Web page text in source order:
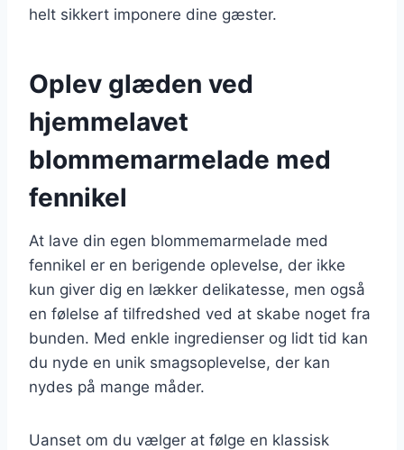
helt sikkert imponere dine gæster.
Oplev glæden ved
hjemmelavet
blommemarmelade med
fennikel
At lave din egen blommemarmelade med
fennikel er en berigende oplevelse, der ikke
kun giver dig en lækker delikatesse, men også
en følelse af tilfredshed ved at skabe noget fra
bunden. Med enkle ingredienser og lidt tid kan
du nyde en unik smagsoplevelse, der kan
nydes på mange måder.
Uanset om du vælger at følge en klassisk